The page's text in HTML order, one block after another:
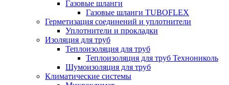
Газовые шланги
Газовые шланги TUBOFLEX
Герметизация соединений и уплотнители
Уплотнители и прокладки
Изоляция для труб
Теплоизоляция для труб
Теплоизоляция для труб Технониколь
Шумоизоляция для труб
Климатические системы